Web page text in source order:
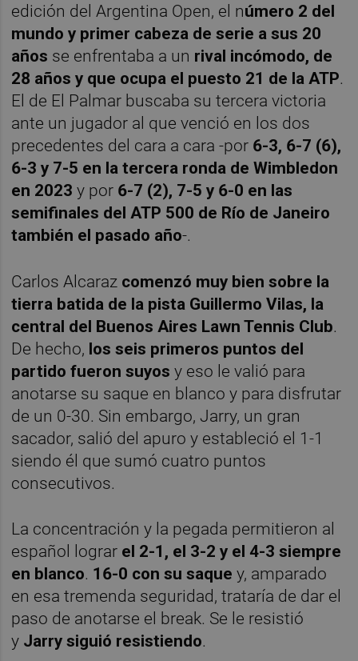
edición del Argentina Open, el número 2 del
mundo y primer cabeza de serie a sus 20
años se enfrentaba a un rival incómodo, de
28 años y que ocupa el puesto 21 de la ATP.
El de El Palmar buscaba su tercera victoria
ante un jugador al que venció en los dos
precedentes del cara a cara -por 6-3, 6-7 (6),
6-3 y 7-5 en la tercera ronda de Wimbledon
en 2023 y por 6-7 (2), 7-5 y 6-0 en las
semifinales del ATP 500 de Río de Janeiro
también el pasado año-.
Carlos Alcaraz comenzó muy bien sobre la
tierra batida de la pista Guillermo Vilas, la
central del Buenos Aires Lawn Tennis Club.
De hecho, los seis primeros puntos del
partido fueron suyos y eso le valió para
anotarse su saque en blanco y para disfrutar
de un 0-30. Sin embargo, Jarry, un gran
sacador, salió del apuro y estableció el 1-1
siendo él que sumó cuatro puntos
consecutivos.
La concentración y la pegada permitieron al
español lograr el 2-1, el 3-2 y el 4-3 siempre
en blanco. 16-0 con su saque y, amparado
en esa tremenda seguridad, trataría de dar el
paso de anotarse el break. Se le resistió
y Jarry siguió resistiendo.